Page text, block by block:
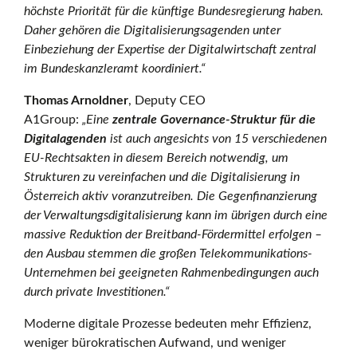
n
v
Ö
höchste Priorität für die künftige Bundesregierung haben.
Daher gehören die Digitalisierungsagenden unter
Einbeziehung der Expertise der Digitalwirtschaft zentral
im Bundeskanzleramt koordiniert.“
Thomas Arnoldner, Deputy CEO
A1Group:„Einezentrale Governance-Struktur für die
Digitalagenden ist auch angesichts von 15 verschiedenen
EU-Rechtsakten in diesem Bereich notwendig, um
Strukturen zu vereinfachen und die Digitalisierung in
Österreich aktiv voranzutreiben. Die Gegenfinanzierung
der Verwaltungsdigitalisierung kann im übrigen durch eine
massive Reduktion der Breitband-Fördermittel erfolgen –
den Ausbau stemmen die großen Telekommunikations-
Unternehmen bei geeigneten Rahmenbedingungen auch
durch private Investitionen.“
Moderne digitale Prozesse bedeuten mehr Effizienz,
weniger bürokratischen Aufwand, und weniger